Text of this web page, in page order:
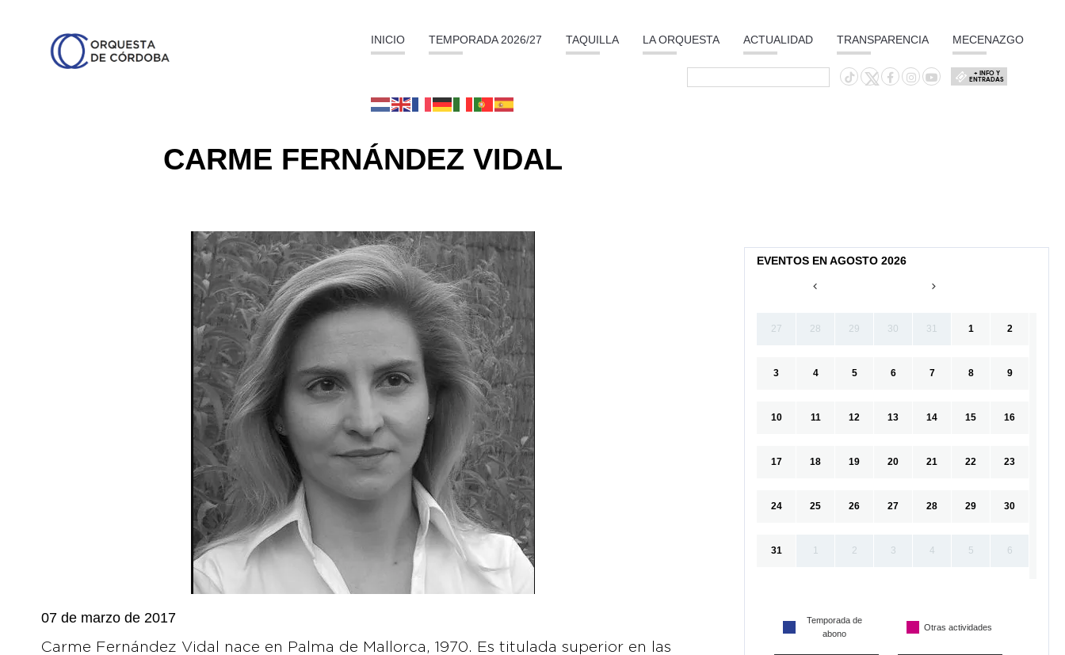
INICIO TEMPORADA 2026/27 TAQUILLA LA ORQUESTA ACTUALIDAD TRANSPARENCIA MECENAZGO
+ INFO Y
ENTRADAS
CARME FERNÁNDEZ VIDAL
07 de marzo de 2017
Carme Fernández Vidal nace en Palma de Mallorca, 1970. Es titulada superior en las
EVENTOS EN AGOSTO 2026
27 28 29 30 31 1 2
3 4 5 6 7 8 9
10 11 12 13 14 15 16
17 18 19 20 21 22 23
24 25 26 27 28 29 30
31 1 2 3 4 5 6
Temporada de
abono
Otras actividades